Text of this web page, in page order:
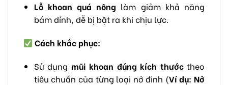
Lỗ khoan quá nông làm giảm khả năng
bám dính, dễ bị bật ra khi chịu lực.
Cách khắc phục:
Sử dụng mũi khoan đúng kích thướctheo
tiêu chuẩn của từng loại nở đinh (Ví dụ: Nở